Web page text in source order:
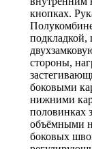
кнопках.
подкладкой,
стороны,
боковыми
нижними
половинках
объёмными
боковых